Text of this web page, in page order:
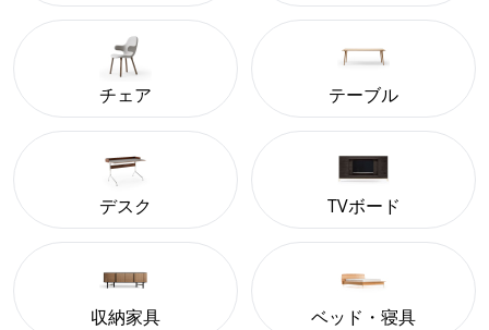
チェア テーブル
デスク TVボード
収納家具 ベッド・寝具